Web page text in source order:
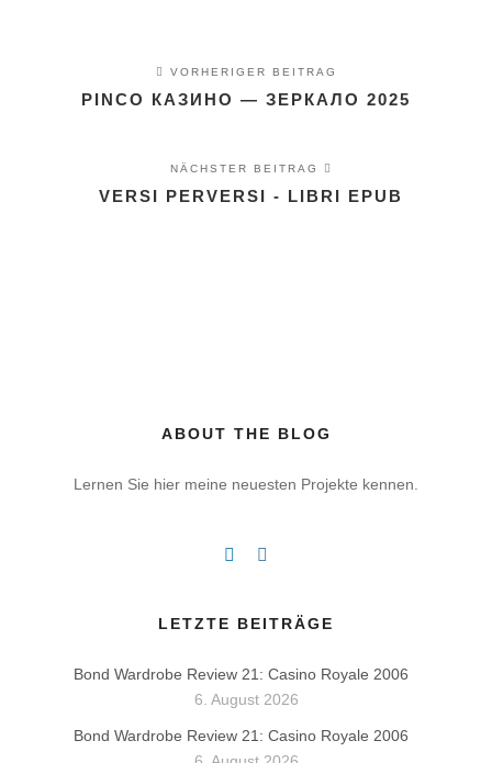
VORHERIGER BEITRAG
PINCO КАЗИНО — ЗЕРКАЛО 2025
NÄCHSTER BEITRAG
VERSI PERVERSI - LIBRI EPUB
ABOUT THE BLOG
Lernen Sie hier meine neuesten Projekte kennen.
LETZTE BEITRÄGE
Bond Wardrobe Review 21: Casino Royale 2006
6. August 2026
Bond Wardrobe Review 21: Casino Royale 2006